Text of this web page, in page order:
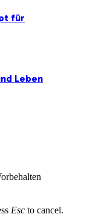
für
Leben
Esc to cancel.